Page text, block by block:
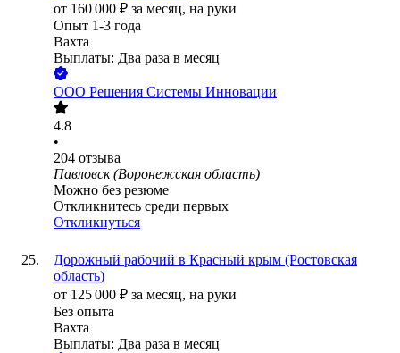
от 160 000 ₽ за месяц, на руки
Опыт 1-3 года
Вахта
Выплаты: Два раза в месяц
ООО Решения Системы Инновации
4.8
•
204 отзыва
Павловск (Воронежская область)
Можно без резюме
Откликнитесь среди первых
Откликнуться
Дорожный рабочий в Красный крым (Ростовская
область)
от 125 000 ₽ за месяц, на руки
Без опыта
Вахта
Выплаты: Два раза в месяц